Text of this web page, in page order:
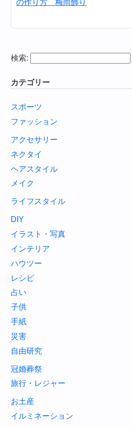
の作り方 梅雨飾り
検索:
カテゴリー
スポーツ
ファッション
アクセサリー
ネクタイ
ヘアスタイル
メイク
ライフスタイル
DIY
イラスト・写真
インテリア
ハウツー
レシピ
占い
子供
手紙
災害
自由研究
冠婚葬祭
旅行・レジャー
お土産
イルミネーション